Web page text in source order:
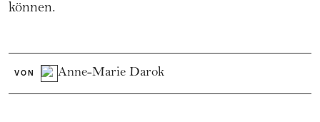
können.
VON Anne-Marie Darok